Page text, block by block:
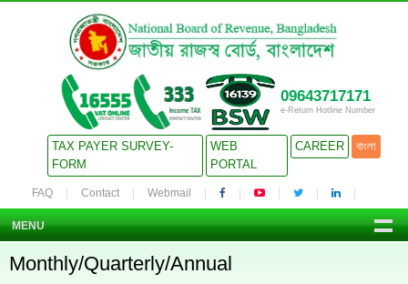
09643717171
e-Return Hotline Number
TAX PAYER SURVEY-
FORM
WEB
PORTAL
CAREER বাংলা
FAQ Contact Webmail
MENU
Monthly/Quarterly/Annual